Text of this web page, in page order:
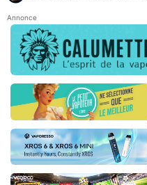
Annonce